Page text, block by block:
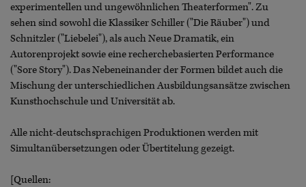
experimentellen und ungewöhnlichen Theaterformen". Zu
sehen sind sowohl die Klassiker Schiller ("Die Räuber") und
Schnitzler ("Liebelei"), als auch Neue Dramatik, ein
Autorenprojekt sowie eine recherchebasierten Performance
("Sore Story"). Das Nebeneinander der Formen bildet auch die
Mischung der unterschiedlichen Ausbildungsansätze zwischen
Kunsthochschule und Universität ab.
Alle nicht-deutschsprachigen Produktionen werden mit
Simultanübersetzungen oder Übertitelung gezeigt.
[Quellen: